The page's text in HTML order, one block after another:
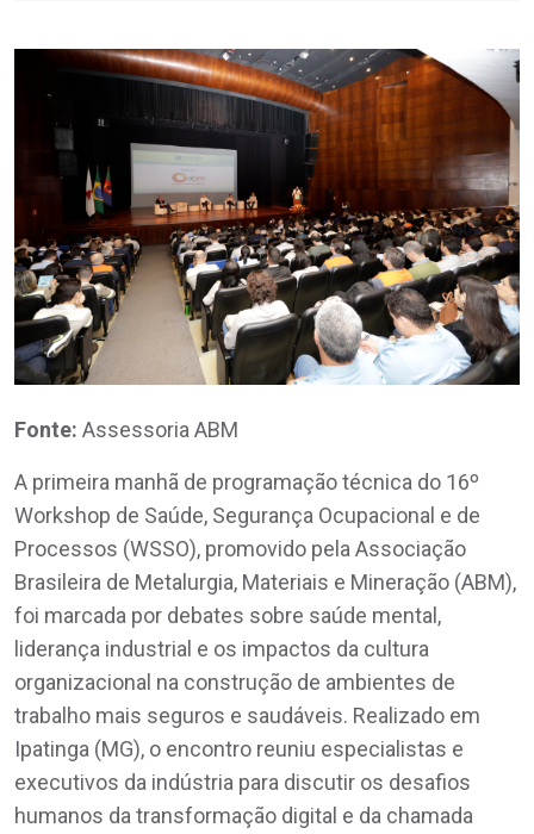
Fonte: Assessoria ABM
A primeira manhã de programação técnica do 16º
Workshop de Saúde, Segurança Ocupacional e de
Processos (WSSO), promovido pela Associação
Brasileira de Metalurgia, Materiais e Mineração (ABM),
foi marcada por debates sobre saúde mental,
liderança industrial e os impactos da cultura
organizacional na construção de ambientes de
trabalho mais seguros e saudáveis. Realizado em
Ipatinga (MG), o encontro reuniu especialistas e
executivos da indústria para discutir os desafios
humanos da transformação digital e da chamada